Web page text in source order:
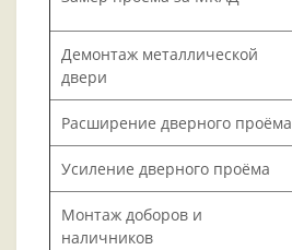
Демонтаж металлической
двери
Расширение дверного проёма
Усиление дверного проёма
Монтаж доборов и
наличников